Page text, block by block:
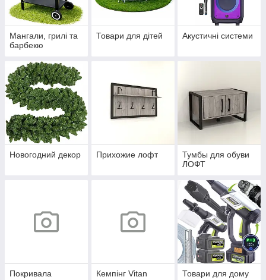
Мангали, грилі та
барбекю
Товари для дітей Акустичні системи
Новогодний декор Прихожие лофт
Тумбы для обуви
ЛОФТ
Покривала Кемпінг Vitan Товари для дому